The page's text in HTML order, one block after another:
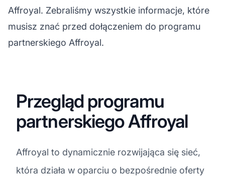
Affroyal. Zebraliśmy wszystkie informacje, które
musisz znać przed dołączeniem do programu
partnerskiego Affroyal.
Przegląd programu
partnerskiego Affroyal
Affroyal to dynamicznie rozwijająca się sieć,
która działa w oparciu o bezpośrednie oferty